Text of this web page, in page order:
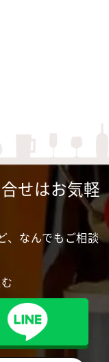
せはお気軽
、なんでもご相談